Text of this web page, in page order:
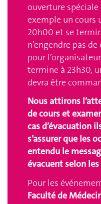
ouverture
exemple un cours
20h00 et se
n’engendre pas
pour
termine à 23h30,
devra être
Nous attirons
de cours et
cas d’évacuation
s’assurer que les
entendu le
évacuent selon
Pour les
Faculté de